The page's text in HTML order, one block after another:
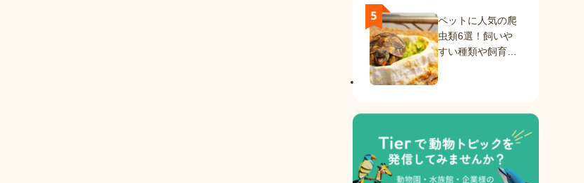
ペットに人気の爬
虫類6選！飼いや
すい種類や飼育方